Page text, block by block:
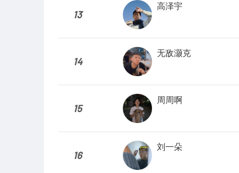
13
高泽宇
14
无敌灏克
15
周周啊
16
刘一朵